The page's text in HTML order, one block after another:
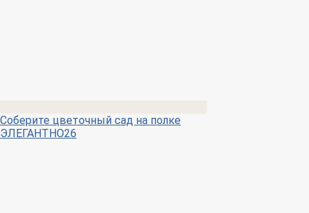
Соберите цветочный сад на полке
ЭЛЕГАНТНО26